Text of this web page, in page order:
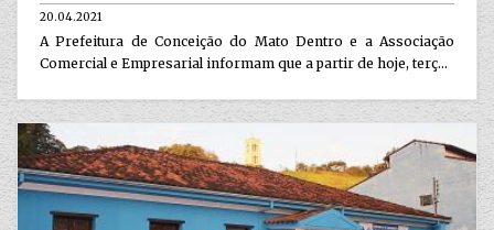
20.04.2021
A Prefeitura de Conceição do Mato Dentro e a Associação
Comercial e Empresarial informam que a partir de hoje, terç...